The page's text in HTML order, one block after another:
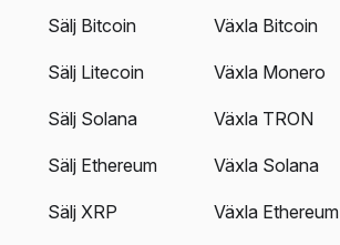
Sälj Bitcoin
Sälj Litecoin
Sälj Solana
Sälj Ethereum
Sälj XRP
Växla Bitcoin
Växla Monero
Växla TRON
Växla Solana
Växla Ethereum